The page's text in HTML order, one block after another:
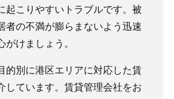
起こりやすいトラブルです。被
者の不満が膨らまないよう迅速
がけましょう。
的別に港区エリアに対応した賃
しています。賃貸管理会社をお